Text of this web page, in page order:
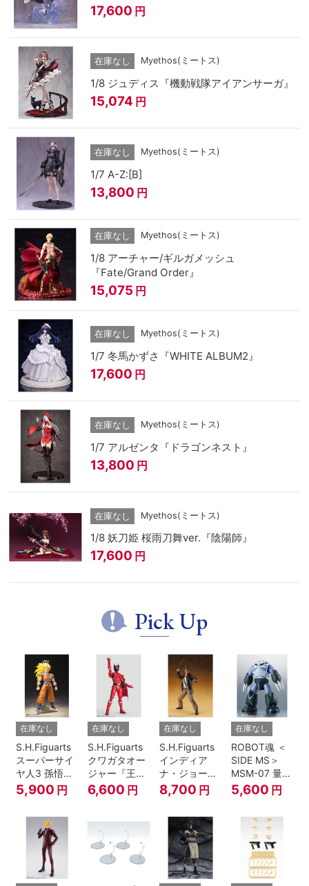
17,600 円
在庫なし Myethos(ミートス)
1/8 ジュディス『機動戦隊アイアンサーガ』
15,074 円
在庫なし Myethos(ミートス)
1/7 A-Z:[B]
13,800 円
在庫なし Myethos(ミートス)
1/8 アーチャー/ギルガメッシュ
『Fate/Grand Order』
15,075 円
在庫なし Myethos(ミートス)
1/7 冬馬かずさ『WHITE ALBUM2』
17,600 円
在庫なし Myethos(ミートス)
1/7 アルゼンタ『ドラゴンネスト』
13,800 円
在庫なし Myethos(ミートス)
1/8 妖刀姫 桜雨刀舞ver.『陰陽師』
17,600 円
Pick Up
在庫なし
S.H.Figuarts
スーパーサイ
ヤ人3 孫悟空
『ドラゴンボ
ールZ』
5,900 円
在庫なし
S.H.Figuarts
クワガタオー
ジャー『王様
戦隊キングオ
ージャー』
6,600 円
在庫なし
S.H.Figuarts
インディア
ナ・ジョーン
ズ（レイダー
ス/失われたア
櫃》）
8,700 円
在庫なし
ROBOT魂 ＜
SIDE MS＞
MSM-07 量産
型ズゴック
ver.
5,600 円